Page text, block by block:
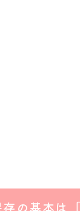
存の基本は